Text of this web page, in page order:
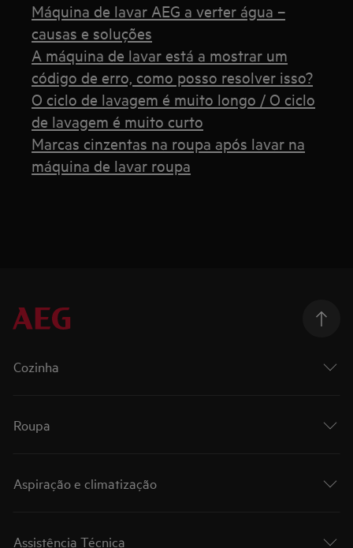
Máquina de lavar AEG a verter água –
causas e soluções
A máquina de lavar está a mostrar um
código de erro, como posso resolver isso?
O ciclo de lavagem é muito longo / O ciclo
de lavagem é muito curto
Marcas cinzentas na roupa após lavar na
máquina de lavar roupa
Cozinha
Roupa
Aspiração e climatização
Assistência Técnica